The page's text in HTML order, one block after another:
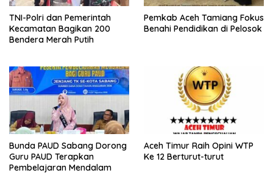
TNI-Polri dan Pemerintah
Kecamatan Bagikan 200
Bendera Merah Putih
Pemkab Aceh Tamiang Fokus
Benahi Pendidikan di Pelosok
Bunda PAUD Sabang Dorong
Guru PAUD Terapkan
Pembelajaran Mendalam
Aceh Timur Raih Opini WTP
Ke 12 Berturut-turut